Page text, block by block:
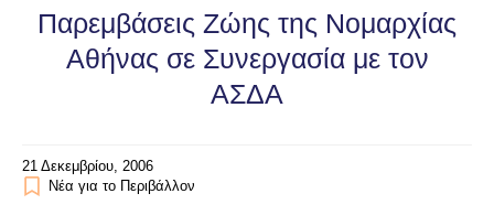
Παρεμβάσεις Ζώης της Νομαρχίας
Αθήνας σε Συνεργασία με τον
ΑΣΔΑ
21 Δεκεμβρίου, 2006
Νέα για το Περιβάλλον